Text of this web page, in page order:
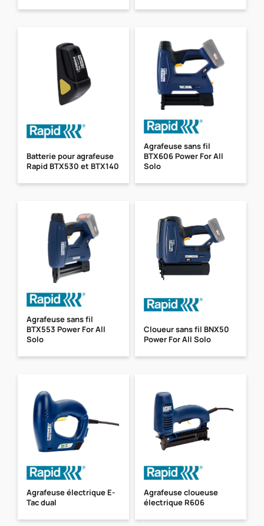
Batterie pour agrafeuse
Rapid BTX530 et BTX140
Agrafeuse sans fil
BTX606 Power For All
Solo
Agrafeuse sans fil
BTX553 Power For All
Solo
Cloueur sans fil BNX50
Power For All Solo
Agrafeuse électrique E-
Tac dual
Agrafeuse cloueuse
électrique R606